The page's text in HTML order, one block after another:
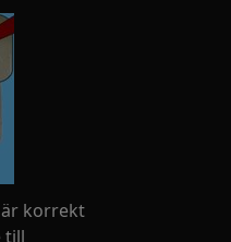
korrekt
till